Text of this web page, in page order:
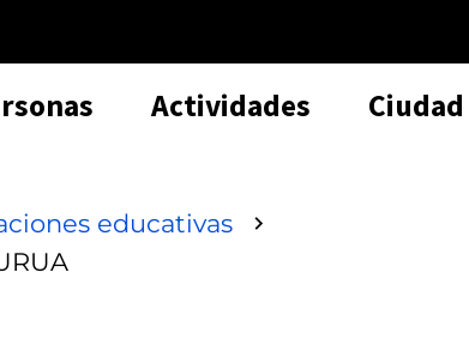
Actividades Ciudad
educativas